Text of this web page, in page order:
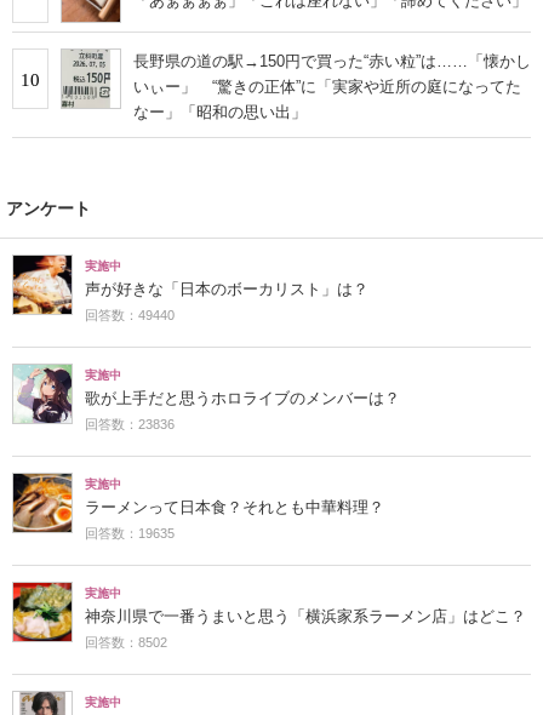
10
長野県の道の駅→150円で買った“赤い粒”は……「懐かし
いぃー」 “驚きの正体”に「実家や近所の庭になってた
なー」「昭和の思い出」
アンケート
実施中
声が好きな「日本のボーカリスト」は？
回答数：49440
実施中
歌が上手だと思うホロライブのメンバーは？
回答数：23836
実施中
ラーメンって日本食？それとも中華料理？
回答数：19635
実施中
神奈川県で一番うまいと思う「横浜家系ラーメン店」はどこ？
回答数：8502
実施中